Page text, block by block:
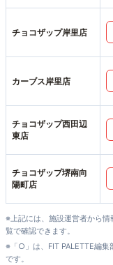
チョコザップ岸里店
カーブス岸里店
チョコザップ西田辺
東店
チョコザップ堺南向
陽町店
※上記には、施設運営者から
覧で確認できます。
※「○」は、FIT PALETTE編集
です。